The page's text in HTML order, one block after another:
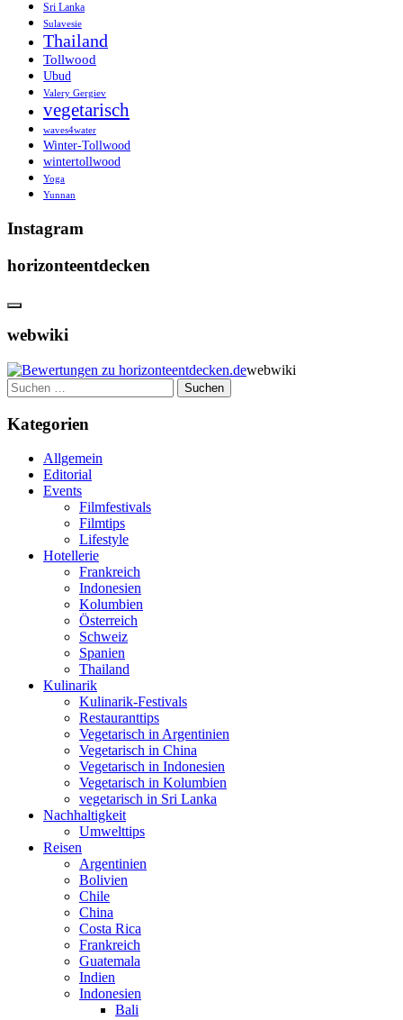
Sri Lanka
Sulavesie
Thailand
Tollwood
Ubud
Valery Gergiev
vegetarisch
waves4water
Winter-Tollwood
wintertollwood
Yoga
Yunnan
Instagram
horizonteentdecken
webwiki
webwiki
Suchen
nach:
Kategorien
Allgemein
Editorial
Events
Filmfestivals
Filmtips
Lifestyle
Hotellerie
Frankreich
Indonesien
Kolumbien
Österreich
Schweiz
Spanien
Thailand
Kulinarik
Kulinarik-Festivals
Restauranttips
Vegetarisch in Argentinien
Vegetarisch in China
Vegetarisch in Indonesien
Vegetarisch in Kolumbien
vegetarisch in Sri Lanka
Nachhaltigkeit
Umwelttips
Reisen
Argentinien
Bolivien
Chile
China
Costa Rica
Frankreich
Guatemala
Indien
Indonesien
Bali